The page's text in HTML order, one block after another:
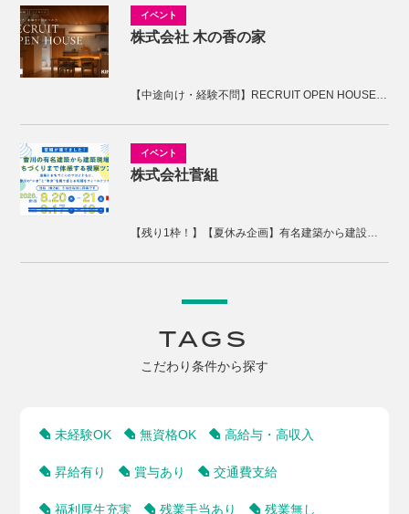
株式会社 木の香の家
【中途向け・経験不問】RECRUIT OPEN HOUSE開催！木の香の家の家づくりを体感しませんか。
株式会社菅組
【残り1枠！】【夏休み企画】有名建築から建設現場、まちづくりまで体感する2days視察ツアー
TAGS
こだわり条件から探す
未経験OK 無資格OK 高給与・高収入
昇給有り 賞与あり 交通費支給
福利厚生充実 残業手当あり 残業無し